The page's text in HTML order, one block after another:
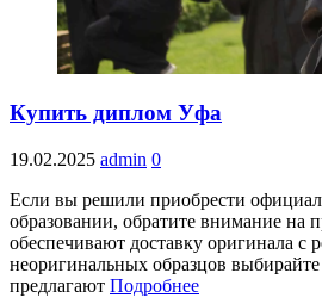
Купить диплом Уфа
19.02.2025 admin 0
Если вы решили приобрести
образовании, обратите внимание на
обеспечивают доставку оригинала с
неоригинальных образцов
предлагают Подробнее